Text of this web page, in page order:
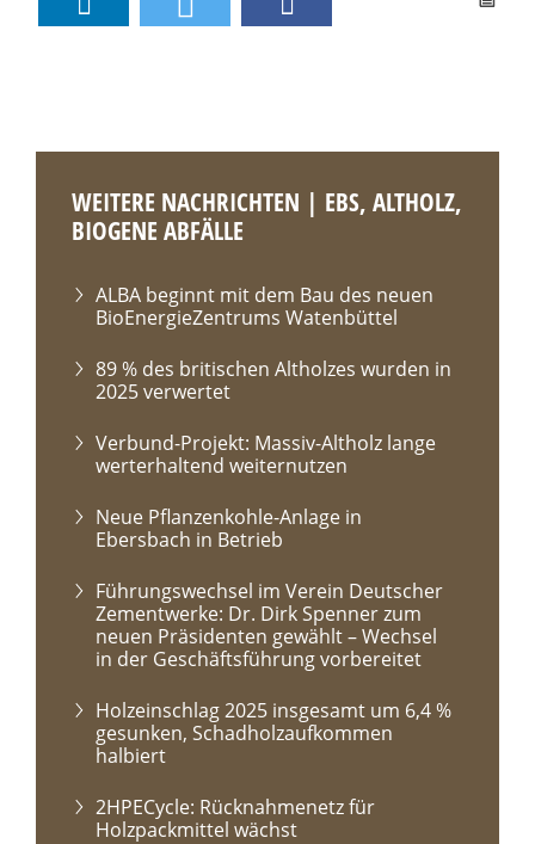
WEITERE NACHRICHTEN | EBS, ALTHOLZ,
BIOGENE ABFÄLLE
ALBA beginnt mit dem Bau des neuen
BioEnergieZentrums Watenbüttel
89 % des britischen Altholzes wurden in
2025 verwertet
Verbund-Projekt: Massiv-Altholz lange
werterhaltend weiternutzen
Neue Pflanzenkohle-Anlage in
Ebersbach in Betrieb
Führungswechsel im Verein Deutscher
Zementwerke: Dr. Dirk Spenner zum
neuen Präsidenten gewählt – Wechsel
in der Geschäftsführung vorbereitet
Holzeinschlag 2025 insgesamt um 6,4 %
gesunken, Schadholzaufkommen
halbiert
2HPECycle: Rücknahmenetz für
Holzpackmittel wächst